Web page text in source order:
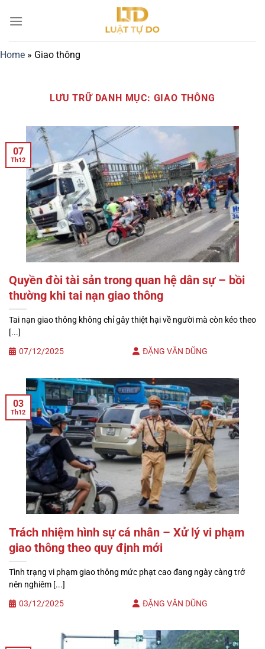
qua
dung
Home » Giao thông
LƯU TRỮ DANH MỤC: GIAO THÔNG
Quyền đòi tài sản trong quan hệ dân sự – bồi
thường khi tai nạn giao thông
Tai nạn giao thông không chỉ gây thiệt hại về người mà còn kéo theo
[...]
07/12/2025 ĐẶNG VĂN DŨNG
07
Th12
Trách nhiệm hình sự cá nhân – Xử lý vi phạm
giao thông theo quy định mới
Tình trạng vi phạm giao thông mức phạt cao đang ngày càng trở
nên nghiêm [...]
03/12/2025 ĐẶNG VĂN DŨNG
03
Th12